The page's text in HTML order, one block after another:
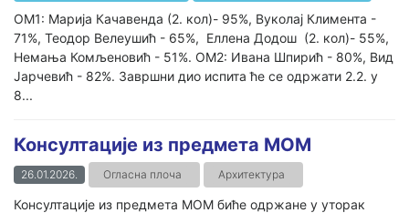
ОМ1: Марија Качавенда (2. кол)- 95%, Вуколај Климента -
71%, Теодор Велеушић - 65%, Еллена Додош (2. кол)- 55%,
Немања Комљеновић - 51%. ОМ2: Ивана Шпирић - 80%, Вид
Јарчевић - 82%. Завршни дио испита ће се одржати 2.2. у
8...
Консултације из предмета МОМ
26.01.2026. Огласна плоча Архитектура
Консултације из предмета МОМ биће одржане у уторак